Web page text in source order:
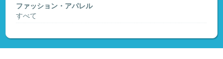
ファッション・アパレル
すべて